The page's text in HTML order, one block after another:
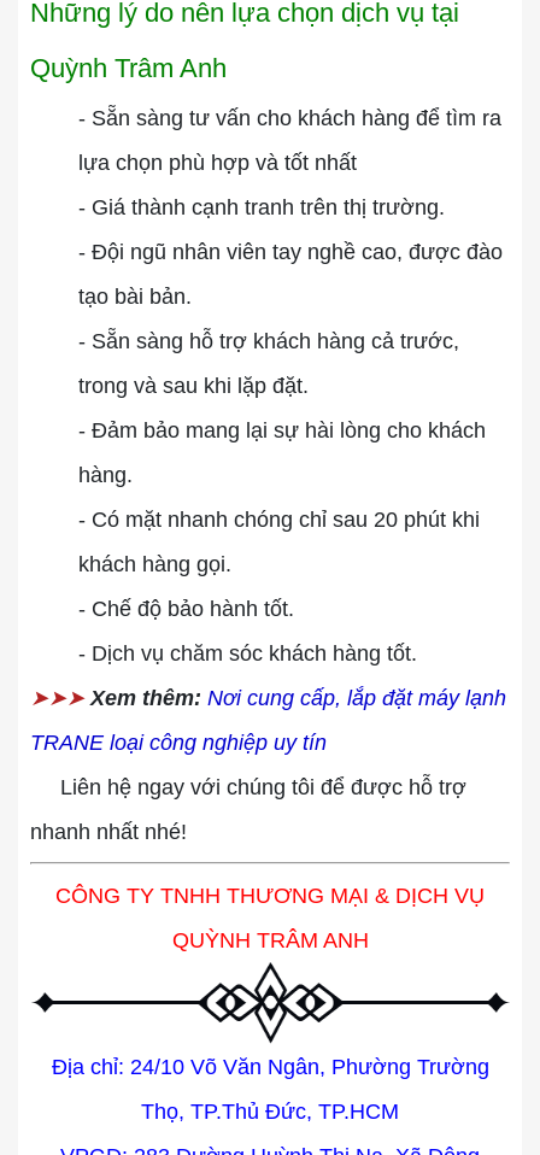
Những lý do nên lựa chọn dịch vụ tại
Quỳnh Trâm Anh
- Sẵn sàng tư vấn cho khách hàng để tìm ra
lựa chọn phù hợp và tốt nhất
- Giá thành cạnh tranh trên thị trường.
- Đội ngũ nhân viên tay nghề cao, được đào
tạo bài bản.
- Sẵn sàng hỗ trợ khách hàng cả trước,
trong và sau khi lặp đặt.
- Đảm bảo mang lại sự hài lòng cho khách
hàng.
- Có mặt nhanh chóng chỉ sau 20 phút khi
khách hàng gọi.
- Chế độ bảo hành tốt.
- Dịch vụ chăm sóc khách hàng tốt.
➤➤➤ Xem thêm: Nơi cung cấp, lắp đặt máy lạnh
TRANE loại công nghiệp uy tín
Liên hệ ngay với chúng tôi để được hỗ trợ
nhanh nhất nhé!
CÔNG TY TNHH THƯƠNG MẠI & DỊCH VỤ
QUỲNH TRÂM ANH
Địa chỉ: 24/10 Võ Văn Ngân, Phường Trường
Thọ, TP.Thủ Đức, TP.HCM